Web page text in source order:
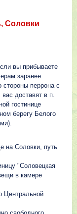
Соловки
вы прибываете
заранее.
стороны перрона с
доставят в п.
гостинице
берегу Белого
на Соловки, путь
"Соловецкая
в камере
Центральной